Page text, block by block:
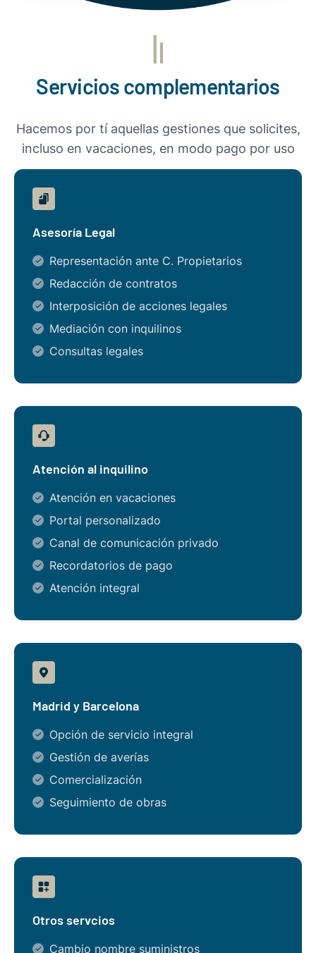
Servicios complementarios
Hacemos por tí aquellas gestiones que solicites,
incluso en vacaciones, en modo pago por uso
Asesoría Legal
Representación ante C. Propietarios
Redacción de contratos
Interposición de acciones legales
Mediación con inquilinos
Consultas legales
Atención al inquilino
Atención en vacaciones
Portal personalizado
Canal de comunicación privado
Recordatorios de pago
Atención integral
Madrid y Barcelona
Opción de servicio integral
Gestión de averías
Comercialización
Seguimiento de obras
Otros servcios
Cambio nombre suministros